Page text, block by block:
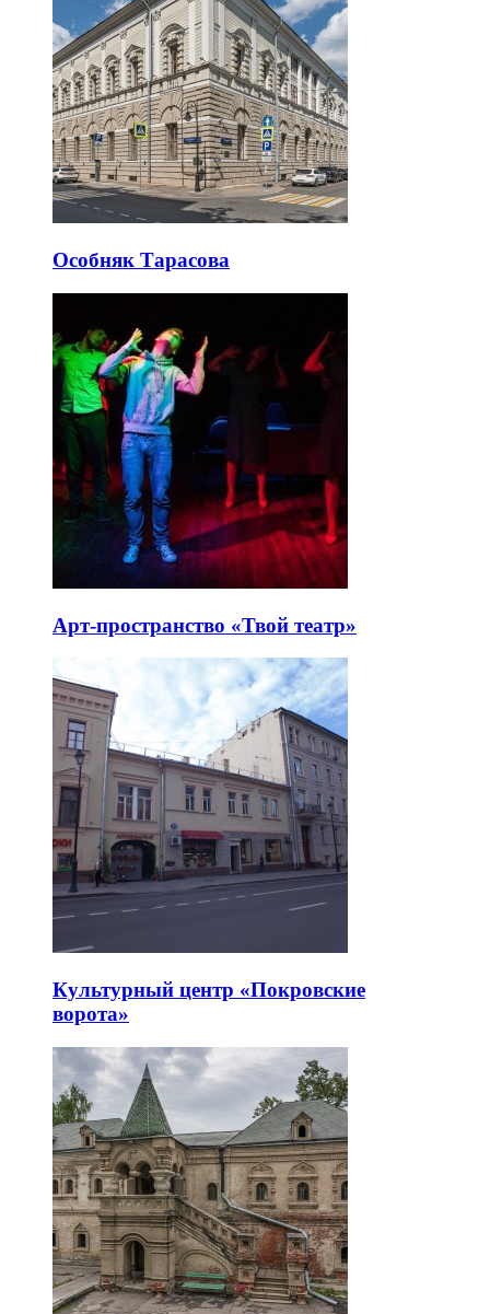
Особняк Тарасова
Арт-пространство «Твой театр»
Культурный центр «Покровские
ворота»